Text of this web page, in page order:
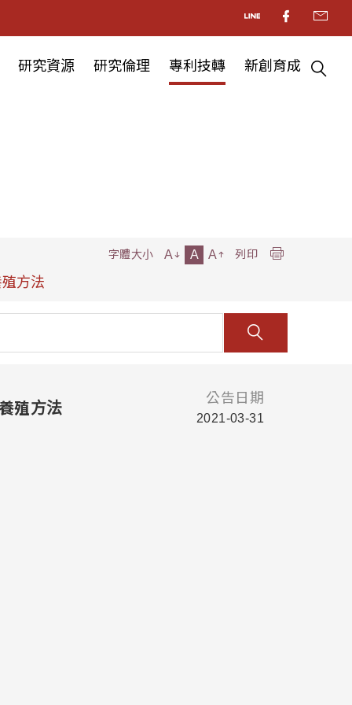
研究資源 研究倫理 專利技轉 新創育成
方法
字體大小 A A A 列印
殖方法
公告日期
2021-03-31